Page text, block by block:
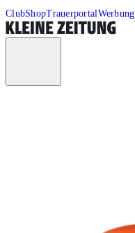
ClubShopTrauerportalWerbung